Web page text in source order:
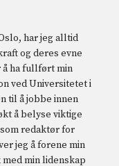
har jeg alltid
og deres evne
å ha fullført min
ved Universitetet i
til å jobbe innen
å belyse viktige
redaktør for
jeg å forene min
min lidenskap